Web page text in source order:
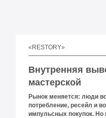
«RESTORY»
Внутренняя
мастерской
Рынок меняется: люди
потребление, ресейл и
импульсных покупок. Но